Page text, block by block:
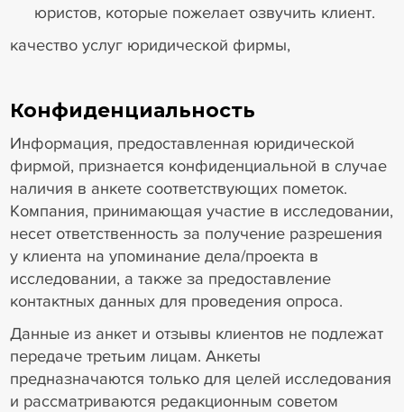
юристов, которые пожелает озвучить клиент.
качество услуг юридической фирмы,
Конфиденциальность
Информация, предоставленная юридической
фирмой, признается конфиденциальной в случае
наличия в анкете соответствующих пометок.
Компания, принимающая участие в исследовании,
несет ответственность за получение разрешения
у клиента на упоминание дела/проекта в
исследовании, а также за предоставление
контактных данных для проведения опроса.
Данные из анкет и отзывы клиентов не подлежат
передаче третьим лицам. Анкеты
предназначаются только для целей исследования
и рассматриваются редакционным советом